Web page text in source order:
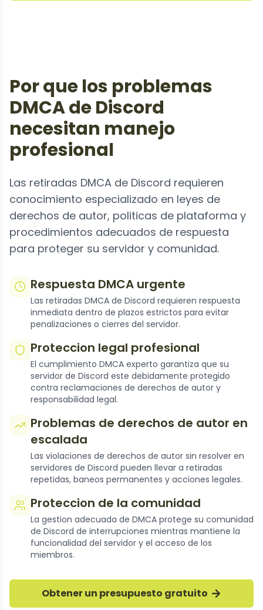
Por que los problemas
DMCA de Discord
necesitan manejo
profesional
Las retiradas DMCA de Discord requieren
conocimiento especializado en leyes de
derechos de autor, politicas de plataforma y
procedimientos adecuados de respuesta
para proteger su servidor y comunidad.
Respuesta DMCA urgente
Las retiradas DMCA de Discord requieren respuesta
inmediata dentro de plazos estrictos para evitar
penalizaciones o cierres del servidor.
Proteccion legal profesional
El cumplimiento DMCA experto garantiza que su
servidor de Discord este debidamente protegido
contra reclamaciones de derechos de autor y
responsabilidad legal.
Problemas de derechos de autor en
escalada
Las violaciones de derechos de autor sin resolver en
servidores de Discord pueden llevar a retiradas
repetidas, baneos permanentes y acciones legales.
Proteccion de la comunidad
La gestion adecuada de DMCA protege su comunidad
de Discord de interrupciones mientras mantiene la
funcionalidad del servidor y el acceso de los
miembros.
Obtener un presupuesto gratuito